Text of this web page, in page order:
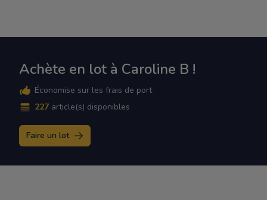
Achète en lot à Caroline B !
Économise sur les frais de port
227 article(s) disponibles
Faire un lot